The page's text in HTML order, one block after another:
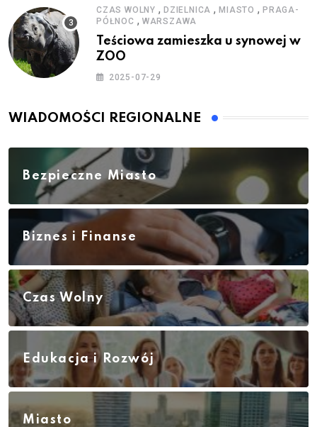
CZAS WOLNY , DZIELNICA ,MIASTO ,PRAGA-
PÓŁNOC , WARSZAWA
Teściowa zamieszka u synowej w
ZOO
2025-07-29
WIADOMOŚCI REGIONALNE
Bezpieczne Miasto
Biznes i Finanse
Czas Wolny
Edukacja i Rozwój
Miasto